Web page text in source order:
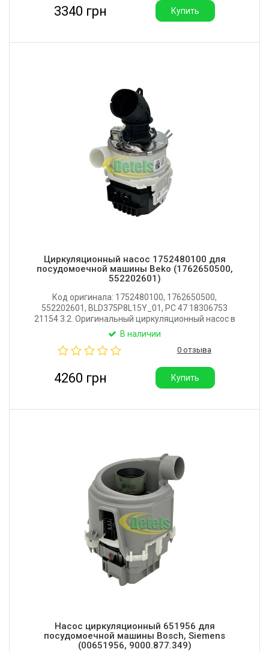
3340 грн Купить
Циркуляционный насос 1752480100 для
посудомоечной машины Beko (1762650500,
552202601)
Код оригинала: 1752480100, 1762650500,
552202601, BLD375P8L15Y_01, PC 47 18306753
21154 3.2. Оригинальный циркуляционный насос в
сборе с тэном для посудомоечной машины Beko,
45W/1800W. Производитель: Bleckmann (Германия).
В наличии
0 отзыва
4260 грн Купить
Насос циркуляционный 651956 для
посудомоечной машины Bosch, Siemens
(00651956, 9000.877.349)